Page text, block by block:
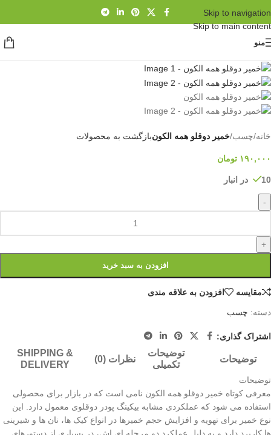
Skip to navigation
Skip to main content
منو
خانه/چسب/خمیر دوقلو همه الکونبازگشت به محصولات
۱۹۰,۰۰۰ تومان
10 در انبار
-
+
افزودن به سبد خرید
مقايسه افزودن به علاقه مندی
دسته: چسب
اشتراک گذاری:
توضیحات
توضیحات
تکمیلی
نظرات (0)
SHIPPING &
DELIVERY
توضیحات
معرفی کوتاه خمیر دوقلو همه الکون نامی است که در بازار برای محصولی
استفاده می شود که عملکردی مشابه بیکینگ پودر دوقلوی معمول دارد. این
نوع خمیر برای تهویه و افزایش حجم خمیرها در انواع کیک ها، نان ها و شیرینی